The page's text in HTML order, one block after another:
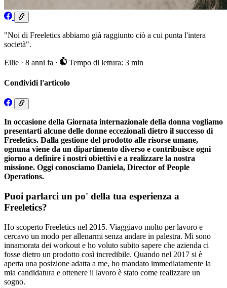
"Noi di Freeletics abbiamo già raggiunto ciò a cui punta l'intera
società".
Ellie · 8 anni fa · Tempo di lettura: 3 min
Condividi l'articolo
In occasione della Giornata internazionale della donna vogliamo
presentarti alcune delle donne eccezionali dietro il successo di
Freeletics. Dalla gestione del prodotto alle risorse umane,
ognuna viene da un dipartimento diverso e contribuisce ogni
giorno a definire i nostri obiettivi e a realizzare la nostra
missione. Oggi conosciamo Daniela, Director of People
Operations.
Puoi parlarci un po' della tua esperienza a
Freeletics?
Ho scoperto Freeletics nel 2015. Viaggiavo molto per lavoro e
cercavo un modo per allenarmi senza andare in palestra. Mi sono
innamorata dei workout e ho voluto subito sapere che azienda ci
fosse dietro un prodotto così incredibile. Quando nel 2017 si è
aperta una posizione adatta a me, ho mandato immediatamente la
mia candidatura e ottenere il lavoro è stato come realizzare un
sogno.